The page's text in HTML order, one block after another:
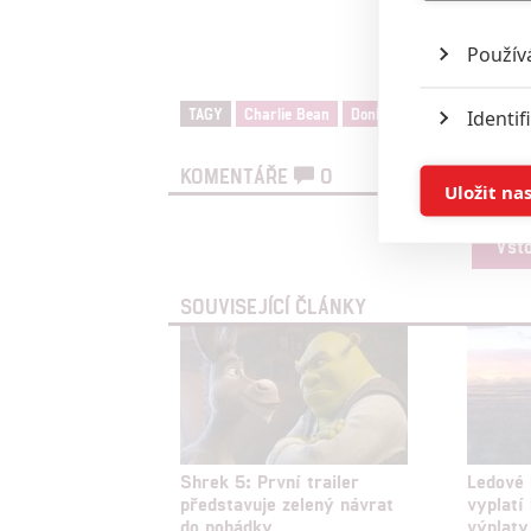
TAGY Charlie Bean Donkey Eddie Murphy
KOMENTÁŘE 0
SOUVISEJÍCÍ ČLÁNKY
Shrek 5: První trailer
představuje zelený návrat
do pohádky
vyplatí
výplaty
Udělením
možnost:
Uložit